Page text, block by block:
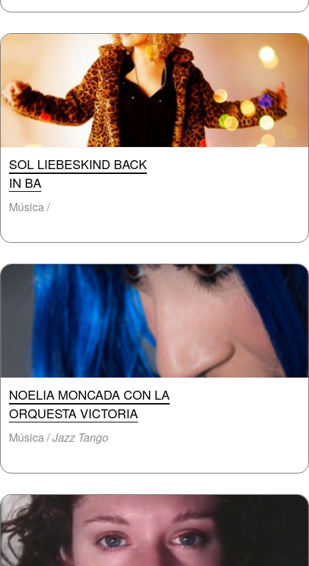
SOL LIEBESKIND BACK
IN BA
Música /
NOELIA MONCADA CON LA
ORQUESTA VICTORIA
Música /Jazz Tango